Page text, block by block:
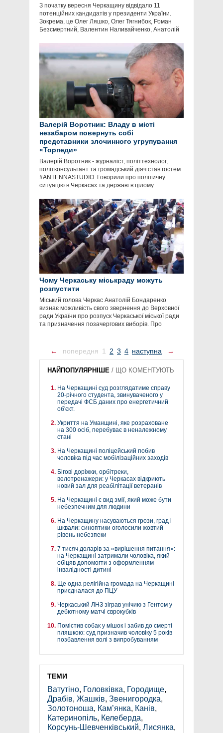
З початку вересня Черкащину відвідало 11
потенційних кандидатів у президенти України.
Зокрема, це Олег Ляшко, Олег Тягнибок, Роман
Безсмертний, Валентин Наливайченко, Анатолій
Валерій Воротник: Владу в місті
незабаром повернуть собі
представники злочинного угрупування
«Торпеди»
Валерій Воротник - журналіст, політтехнолог,
політконсультант та громадський діяч став гостем
#ANTENNASTUDIO. Говорили про політичну
ситуацію в Черкасах та державі в цілому.
Чому Черкаську міськраду можуть
розпустити
Міський голова Черкас Анатолій Бондаренко
визнає можливість свого звернення до Верховної
ради України про розпуск Черкаської міської ради
та призначення позачергових виборів. Про
← попередня 1 2 3 4 наступна →
НАЙПОПУЛЯРНІШЕ / ЩО КОМЕНТУЮТЬ
На Черкащині суд розглядатиме справу
20-річного студента, звинуваченого у
передачі ФСБ даних про енергетичний
об'єкт.
Укриття на Уманщині, яке розраховане
на 300 осіб, перебуває в неналежному
стані
На Черкащині поліцейський побив
чоловіка під час мобілізаційних заходів
Бігові доріжки, орбітреки,
велотренажери: у Черкасах відкриють
новий зал для реабілітації ветеранів
На Черкащині є вид змії, який може бути
небезпечним для людини
На Черкащину насуваються грози, град і
шквали: синоптики оголосили жовтий
рівень небезпеки
7 тисяч доларів за «вирішення питання»:
на Черкащині затримали чоловіка, який
обіцяв допомогти з оформленням
інвалідності дитині
Ще одна релігійна громада на Черкащині
приєдналася до ПЦУ
Черкаський ЛНЗ зіграв унічию з Гентом у
дебютному матчі єврокубків
Помістив собак у мішок і забив до смерті
пляшкою: суд призначив чоловіку 5 років
позбавлення волі з випробуванням
ТЕМИ
Ватутіно, Головківка, Городище,
Драбів, Жашків, Звенигородка,
Золотоноша, Кам’янка, Канів,
Катеринопіль, Келеберда,
Корсунь-Шевченківський, Лисянка,